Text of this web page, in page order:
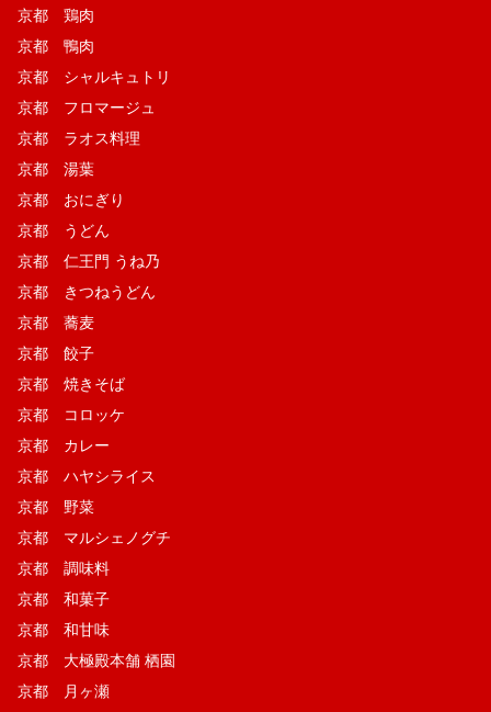
京都 鶏肉
京都 鴨肉
京都 シャルキュトリ
京都 フロマージュ
京都 ラオス料理
京都 湯葉
京都 おにぎり
京都 うどん
京都 仁王門 うね乃
京都 きつねうどん
京都 蕎麦
京都 餃子
京都 焼きそば
京都 コロッケ
京都 カレー
京都 ハヤシライス
京都 野菜
京都 マルシェノグチ
京都 調味料
京都 和菓子
京都 和甘味
京都 大極殿本舗 栖園
京都 月ヶ瀬